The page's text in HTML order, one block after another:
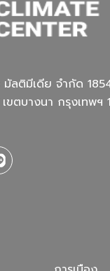
มัลติมีเดีย จํากัด
ขตบางนา กรุงเทพฯ